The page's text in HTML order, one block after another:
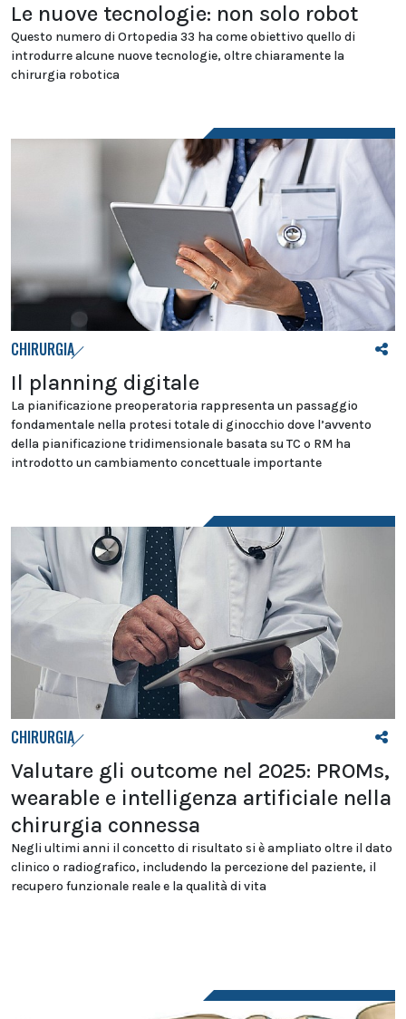
Le nuove tecnologie: non solo robot
Questo numero di Ortopedia 33 ha come obiettivo quello di
introdurre alcune nuove tecnologie, oltre chiaramente la
chirurgia robotica
CHIRURGIA
Il planning digitale
La pianificazione preoperatoria rappresenta un passaggio
fondamentale nella protesi totale di ginocchio dove l’avvento
della pianificazione tridimensionale basata su TC o RM ha
introdotto un cambiamento concettuale importante
CHIRURGIA
Valutare gli outcome nel 2025: PROMs,
wearable e intelligenza artificiale nella
chirurgia connessa
Negli ultimi anni il concetto di risultato si è ampliato oltre il dato
clinico o radiografico, includendo la percezione del paziente, il
recupero funzionale reale e la qualità di vita